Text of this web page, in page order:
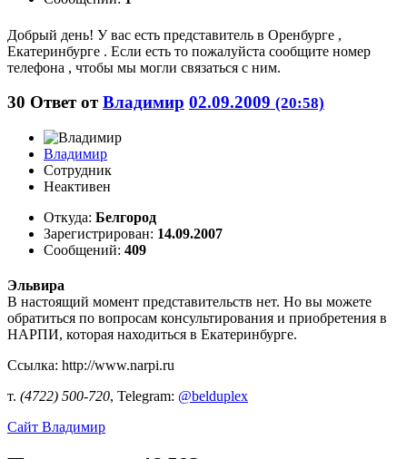
Добрый день! У вас есть представитель в Оренбурге ,
Екатеринбурге . Если есть то пожалуйста сообщите номер
телефона , чтобы мы могли связаться с ним.
30 Ответ отВладимир 02.09.2009 (20:58)
Владимир
Сотрудник
Неактивен
Откуда: Белгород
Зарегистрирован: 14.09.2007
Сообщений: 409
Эльвира
В настоящий момент представительств нет. Но вы можете
обратиться по вопросам консультирования и приобретения в
НАРПИ, которая находиться в Екатеринбурге.
Ссылка: http://www.narpi.ru
т. (4722) 500-720, Telegram: @belduplex
Сайт Владимир